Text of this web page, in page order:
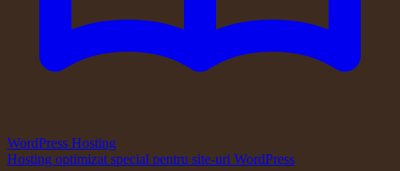
WordPress Hosting
Hosting optimizat special pentru site-uri WordPress